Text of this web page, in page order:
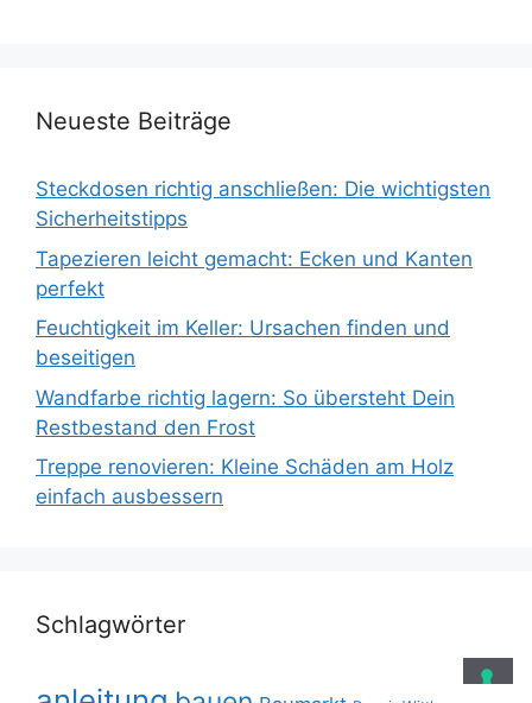
Neueste Beiträge
Steckdosen richtig anschließen: Die wichtigsten
Sicherheitstipps
Tapezieren leicht gemacht: Ecken und Kanten
perfekt
Feuchtigkeit im Keller: Ursachen finden und
beseitigen
Wandfarbe richtig lagern: So übersteht Dein
Restbestand den Frost
Treppe renovieren: Kleine Schäden am Holz
einfach ausbessern
Schlagwörter